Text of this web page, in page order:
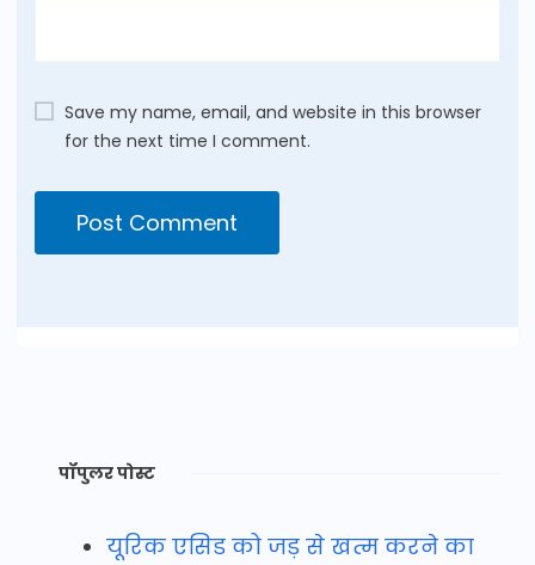
Save my name, email, and website in this browser
for the next time I comment.
पॉपुलर पोस्ट
यूरिक एसिड को जड़ से खत्म करने का